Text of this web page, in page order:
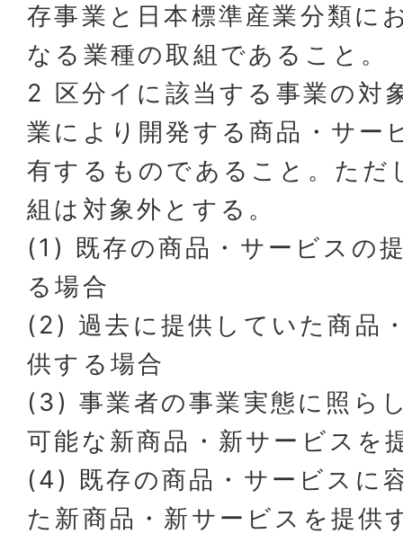
存事業と日本標準産業分類に
なる業種の取組であること。
2 区分イに該当する事業の対
業により開発する商品・サー
有するものであること。ただ
組は対象外とする。
(1) 既存の商品・サービスの
る場合
(2) 過去に提供していた商品
供する場合
(3) 事業者の事業実態に照ら
可能な新商品・新サービスを
(4) 既存の商品・サービスに
た新商品・新サービスを提供